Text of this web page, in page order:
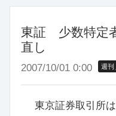
東証 少数特定
直し
2007/10/01 0:00 週刊
東京証券取引所